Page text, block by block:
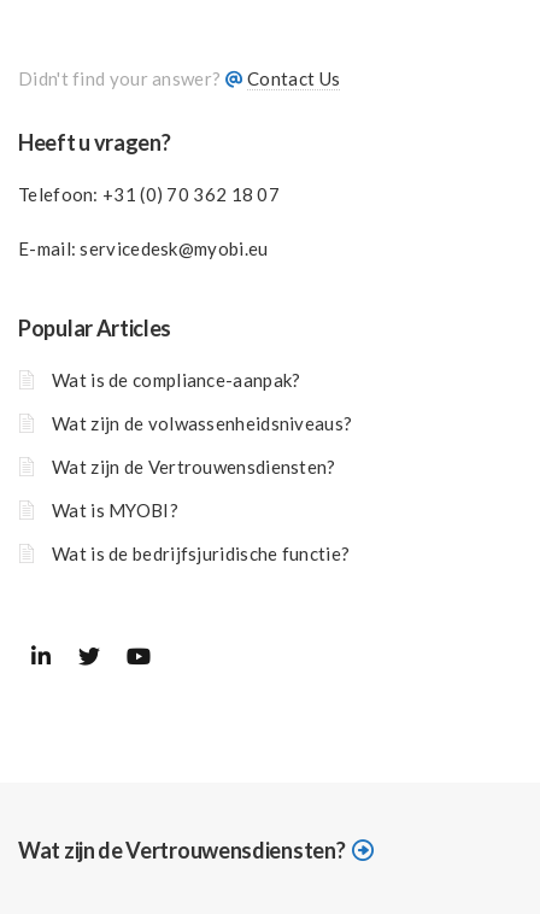
Didn't find your answer? Contact Us
Heeft u vragen?
Telefoon: +31 (0) 70 362 18 07
E-mail:servicedesk@myobi.eu
Popular Articles
Wat is de compliance-aanpak?
Wat zijn de volwassenheidsniveaus?
Wat zijn de Vertrouwensdiensten?
Wat is MYOBI?
Wat is de bedrijfsjuridische functie?
Wat zijn de Vertrouwensdiensten?